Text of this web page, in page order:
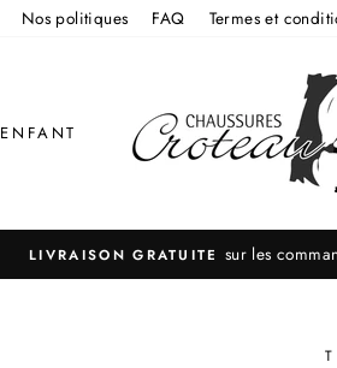
Nos politiques FAQ Termes et
ENFANT
LIVRAISON GRATUITE sur les